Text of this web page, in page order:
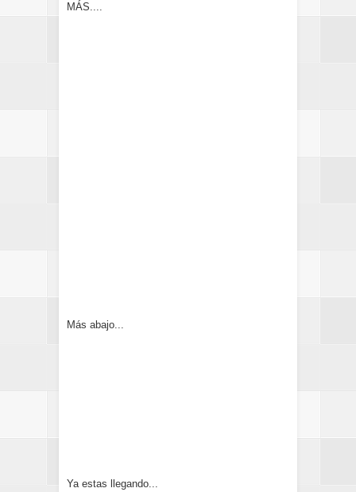
MÁS....
Más abajo...
Ya estas llegando...